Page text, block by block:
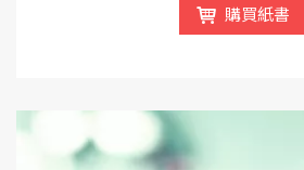
購買紙書